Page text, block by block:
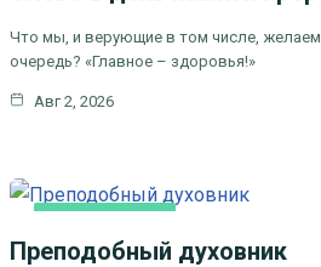
Что мы, и верующие в том числе, желаем
очередь? «Главное – здоровья!»
Авг 2, 2026
ЦЕРКОВНЫЕ
Преподобный духовник